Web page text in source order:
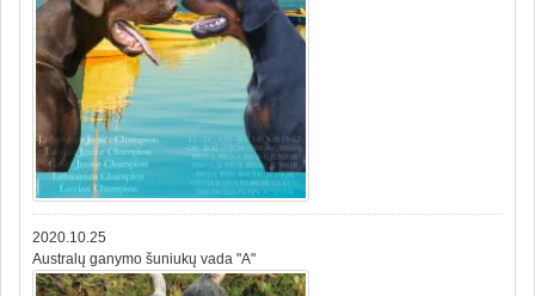
2020.10.25
Australų ganymo šuniukų vada "A"